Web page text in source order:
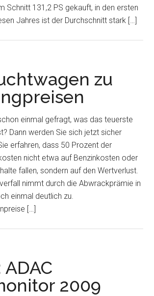
Schnitt 131,2 PS gekauft, in den ersten
Jahres ist der Durchschnitt stark […]
zu
einmal gefragt, was das teuerste
Dann werden Sie sich jetzt sicher
erfahren, dass 50 Prozent der
nicht etwa auf Benzinkosten oder
fallen, sondern auf den Wertverlust.
nimmt durch die Abwrackprämie in
einmal deutlich zu.
[…]
2009